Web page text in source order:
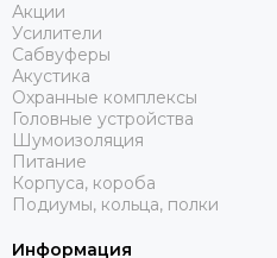
Акции
Усилители
Сабвуферы
Акустика
Охранные комплексы
Головные устройства
Шумоизоляция
Питание
Корпуса, короба
Подиумы, кольца, полки
Информация